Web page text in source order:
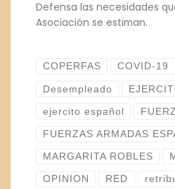
Defensa las necesidades
Asociación se estiman.
COPERFAS COVID-19
Desempleado
ejercito español
FUERZAS ARMADAS
MARGARITA ROBLES
OPINION RED